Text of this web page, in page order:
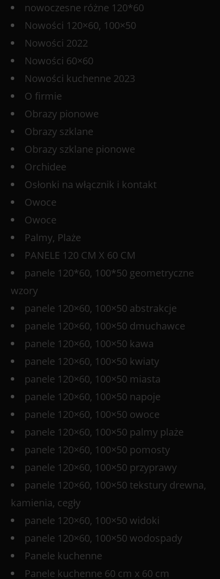
nowoczesne różne 120*60
Nowości 120×60, 100×50
Nowości 2022
Nowości 60×60
Nowości kuchenne 2023
O firmie
Obrazy pionowe
Obrazy szklane
Obrazy szklane pionowe
Orchidee
Osłonki na włącznik i kontakt
Owoce
Owoce
Palmy, Plaże
PANELE 120 CM X 60 CM
panele 120*60, 100*50 geometryczne
wzory
panele 120×60, 100×50 abstrakcje
panele 120×60, 100×50 dmuchawce
panele 120×60, 100×50 kawa
panele 120×60, 100×50 kwiaty
panele 120×60, 100×50 miasta
panele 120×60, 100×50 napoje
panele 120×60, 100×50 owoce
panele 120×60, 100×50 palmy plaże
panele 120×60, 100×50 pomosty
panele 120×60, 100×50 przyprawy
panele 120×60, 100×50 tekstury drewna,
kamienia, cegły
panele 120×60, 100×50 widoki
panele 120×60, 100×50 wodospady
Panele kuchenne
Panele kuchenne 60 cm x 60 cm